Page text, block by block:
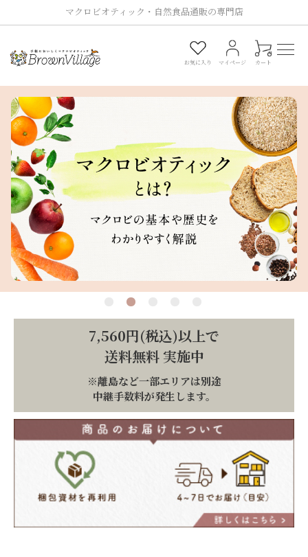
マクロビオティック・自然食品通販の専門店
お気に入り マイページ カート
0
7,560円(税込)以上で
送料無料 実施中
※離島など一部エリアは別途
中継手数料が発生します。